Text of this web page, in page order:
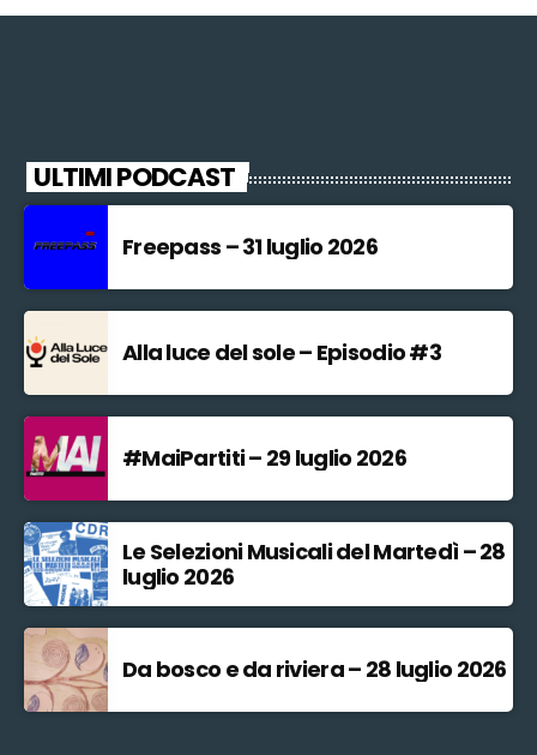
ULTIMI PODCAST
Freepass – 31 luglio 2026
Alla luce del sole – Episodio #3
#MaiPartiti – 29 luglio 2026
Le Selezioni Musicali del Martedì – 28
luglio 2026
Da bosco e da riviera – 28 luglio 2026